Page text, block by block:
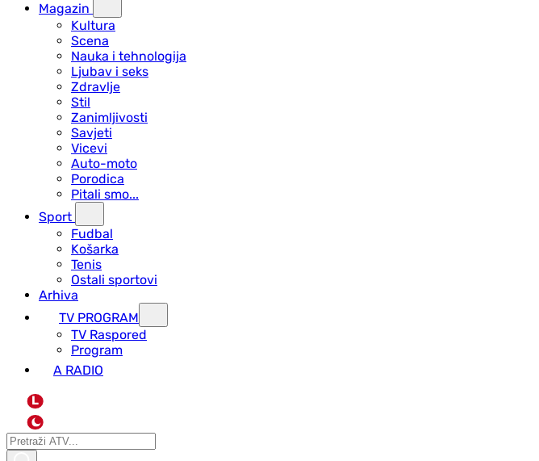
Magazin
Kultura
Scena
Nauka i tehnologija
Ljubav i seks
Zdravlje
Stil
Zanimljivosti
Savjeti
Vicevi
Auto-moto
Porodica
Pitali smo...
Sport
Fudbal
Košarka
Tenis
Ostali sportovi
Arhiva
TV PROGRAM
ТV Raspored
Program
A RADIO
L